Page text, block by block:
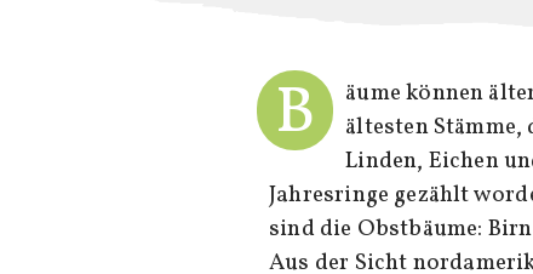
B
äume können
ältesten
Linden, Eichen
Jahresringe gezählt
sind die Obstbäume:
Aus der Sicht